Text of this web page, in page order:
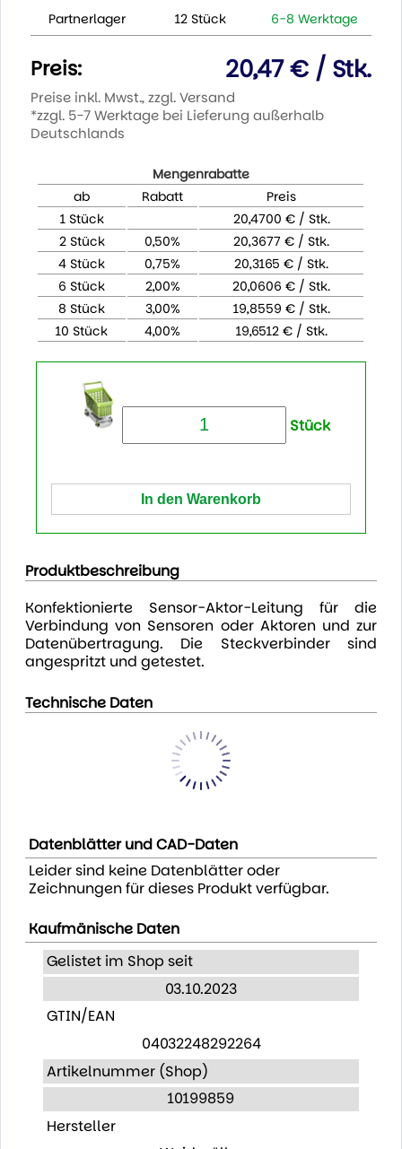
Partnerlager 12 Stück 6-8 Werktage
Preis: 20,47 € / Stk.
Preise inkl. Mwst., zzgl. Versand
*zzgl. 5-7 Werktage bei Lieferung außerhalb
Deutschlands
Mengenrabatte
ab
Rabatt
Preis
1 Stück
20,4700 € / Stk.
2 Stück
0,50%
20,3677 € / Stk.
4 Stück
0,75%
20,3165 € / Stk.
6 Stück
2,00%
20,0606 € / Stk.
8 Stück
3,00%
19,8559 € / Stk.
10 Stück
4,00% 19,6512 € / Stk.
Stück
Produktbeschreibung
Konfektionierte Sensor-Aktor-Leitung für die
Verbindung von Sensoren oder Aktoren und zur
Datenübertragung. Die Steckverbinder sind
angespritzt und getestet.
Technische Daten
Datenblätter und CAD-Daten
Leider sind keine Datenblätter oder
Zeichnungen für dieses Produkt verfügbar.
Kaufmänische Daten
Gelistet im Shop seit
03.10.2023
GTIN/EAN
04032248292264
Artikelnummer (Shop)
10199859
Hersteller